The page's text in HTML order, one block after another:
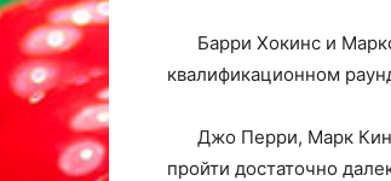
Барри Хокинс и
квалификационном
Джо Перри, Марк
пройти достаточно